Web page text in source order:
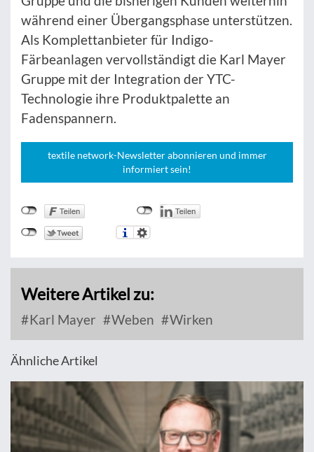
während einer Übergangsphase unterstützen.
Als Komplettanbieter für Indigo-
Färbeanlagen vervollständigt die Karl Mayer
Gruppe mit der Integration der YTC-
Technologie ihre Produktpalette an
Fadenspannern.
textile network-Newsletter abonnieren und immer
informiert sein!
Weitere Artikel zu:
Karl Mayer Weben Wirken
Ähnliche Artikel